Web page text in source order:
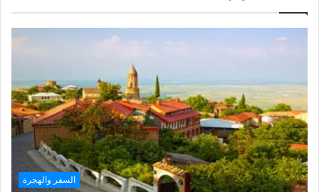
ر
ب
ا
ل
ت
ت
ا
السفر والهجرة